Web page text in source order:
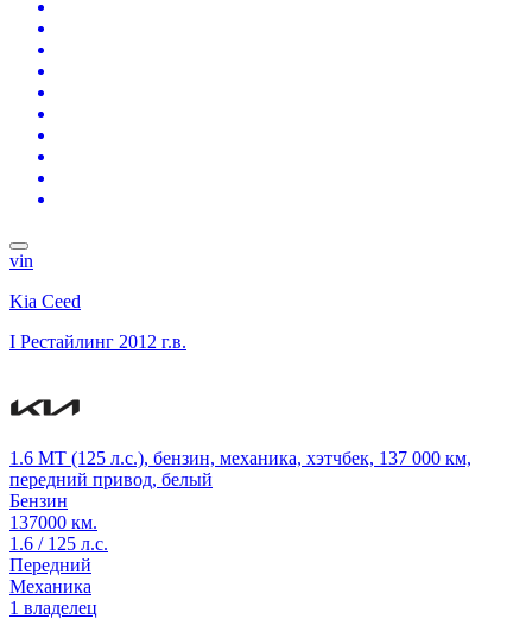
vin
Kia Ceed
I Рестайлинг 2012 г.в.
1.6 MT (125 л.с.), бензин, механика, хэтчбек, 137 000 км,
передний привод, белый
Бензин
137000 км.
1.6 / 125 л.с.
Передний
Механика
1 владелец